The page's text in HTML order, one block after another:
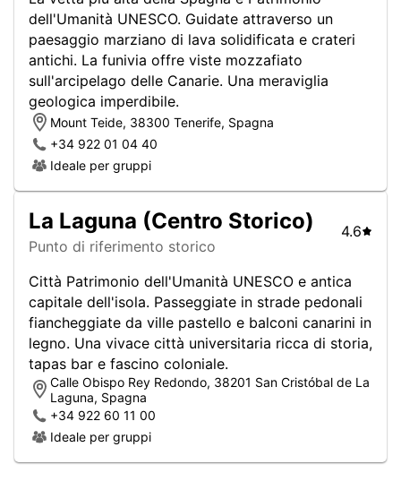
dell'Umanità UNESCO. Guidate attraverso un
paesaggio marziano di lava solidificata e crateri
antichi. La funivia offre viste mozzafiato
sull'arcipelago delle Canarie. Una meraviglia
geologica imperdibile.
Mount Teide, 38300 Tenerife, Spagna
+34 922 01 04 40
Ideale per gruppi
La Laguna (Centro Storico)
Punto di riferimento storico
4.6
Città Patrimonio dell'Umanità UNESCO e antica
capitale dell'isola. Passeggiate in strade pedonali
fiancheggiate da ville pastello e balconi canarini in
legno. Una vivace città universitaria ricca di storia,
tapas bar e fascino coloniale.
Calle Obispo Rey Redondo, 38201 San Cristóbal de La
Laguna, Spagna
+34 922 60 11 00
Ideale per gruppi